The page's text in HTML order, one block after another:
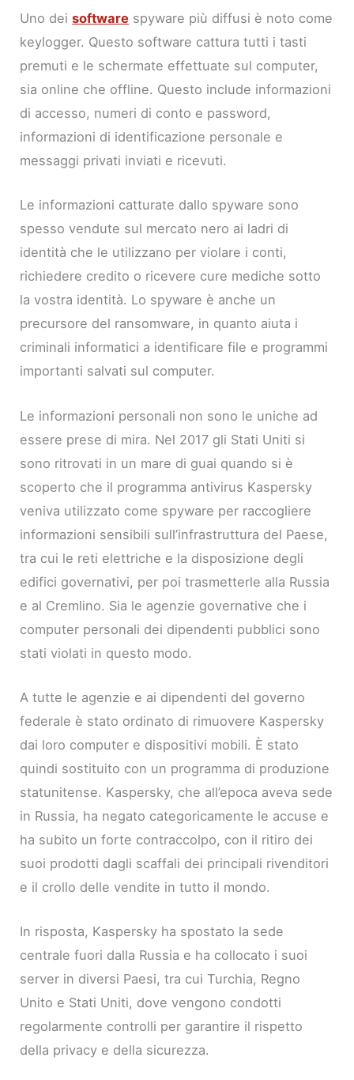
Uno deisoftware spyware più diffusi è noto come
keylogger. Questo software cattura tutti i tasti
premuti e le schermate effettuate sul computer,
sia online che offline. Questo include informazioni
di accesso, numeri di conto e password,
informazioni di identificazione personale e
messaggi privati inviati e ricevuti.
Le informazioni catturate dallo spyware sono
spesso vendute sul mercato nero ai ladri di
identità che le utilizzano per violare i conti,
richiedere credito o ricevere cure mediche sotto
la vostra identità. Lo spyware è anche un
precursore del ransomware, in quanto aiuta i
criminali informatici a identificare file e programmi
importanti salvati sul computer.
Le informazioni personali non sono le uniche ad
essere prese di mira. Nel 2017 gli Stati Uniti si
sono ritrovati in un mare di guai quando si è
scoperto che il programma antivirus Kaspersky
veniva utilizzato come spyware per raccogliere
informazioni sensibili sull’infrastruttura del Paese,
tra cui le reti elettriche e la disposizione degli
edifici governativi, per poi trasmetterle alla Russia
e al Cremlino. Sia le agenzie governative che i
computer personali dei dipendenti pubblici sono
stati violati in questo modo.
A tutte le agenzie e ai dipendenti del governo
federale è stato ordinato di rimuovere Kaspersky
dai loro computer e dispositivi mobili. È stato
quindi sostituito con un programma di produzione
statunitense. Kaspersky, che all’epoca aveva sede
in Russia, ha negato categoricamente le accuse e
ha subito un forte contraccolpo, con il ritiro dei
suoi prodotti dagli scaffali dei principali rivenditori
e il crollo delle vendite in tutto il mondo.
In risposta, Kaspersky ha spostato la sede
centrale fuori dalla Russia e ha collocato i suoi
server in diversi Paesi, tra cui Turchia, Regno
Unito e Stati Uniti, dove vengono condotti
regolarmente controlli per garantire il rispetto
della privacy e della sicurezza.